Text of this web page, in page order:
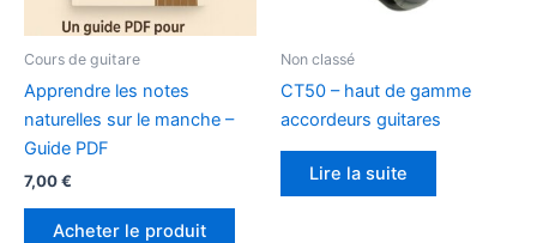
Cours de guitare
Apprendre les notes
naturelles sur le manche –
Guide PDF
7,00€
Acheter le produit
Non classé
CT50 – haut de gamme
accordeurs guitares
Lire la suite